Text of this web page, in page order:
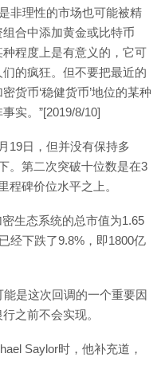
非理性的市场也可能被精
合中添加黄金或比特币
种程度上是有意义的，它可
的疯狂。但不要把最近的
货币‘稳健货币’地位的某种
实。”[2019/8/10]
19日，但并没有保持多
。第二次突破十位数是在3
程碑价位水平之上。
生态系统的总市值为1.65
经下跌了9.8%，即1800亿
是这次回调的一个重要因
之前不会实现。
Saylor时，他补充道，